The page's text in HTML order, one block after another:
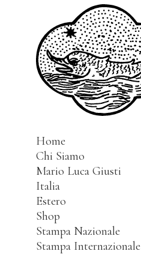
Home
Chi Siamo
Mario Luca Giusti
Italia
Estero
Shop
Stampa Nazionale
Stampa Internazionale